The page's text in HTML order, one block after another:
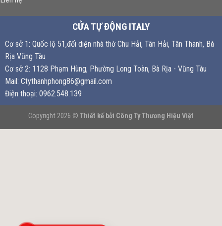
Thông tin đại lý
Chính sách bảo mật thông tin
Chính sách đổi trả hàng
Quy trình giao hàng